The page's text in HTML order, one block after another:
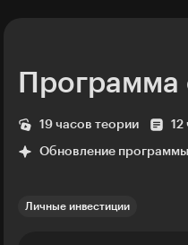
Программа
19 часов теории 12
Обновление программы
Личные инвестиции